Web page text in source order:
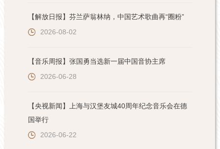
【解放日报】芬兰萨翁林纳，中国艺术歌曲再“圈粉”
2026-08-02
【音乐周报】张国勇当选新一届中国音协主席
2026-06-28
【央视新闻】上海与汉堡友城40周年纪念音乐会在德
国举行
2026-06-22